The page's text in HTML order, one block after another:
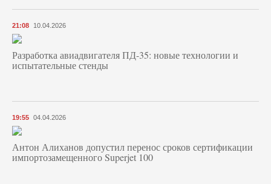
21:08 10.04.2026
Разработка авиадвигателя ПД-35: новые технологии и
испытательные стенды
19:55 04.04.2026
Антон Алиханов допустил перенос сроков сертификации
импортозамещенного Superjet 100